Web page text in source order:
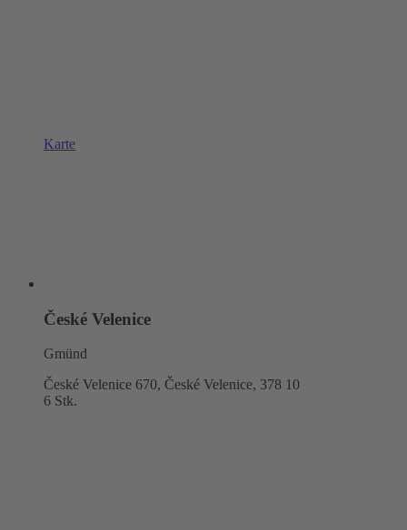
Karte
České Velenice
Gmünd
České Velenice 670, České Velenice, 378 10
6 Stk.